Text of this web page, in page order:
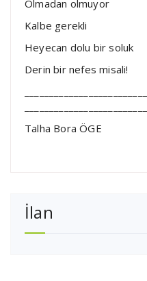
Olmadan olmuyor
Kalbe gerekli
Heyecan dolu bir soluk
Derin bir nefes misali!
Talha Bora ÖGE
İlan